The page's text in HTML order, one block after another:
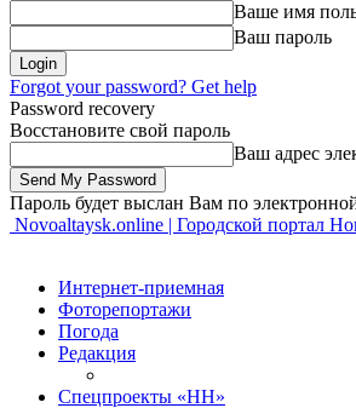
Ваше имя
Ваш пароль
Forgot your password? Get help
Password recovery
Восстановите свой пароль
Ваш адрес
Пароль будет выслан Вам по
Novoaltaysk.online | Городской портал
Интернет-приемная
Фоторепортажи
Погода
Редакция
Спецпроекты «НН»